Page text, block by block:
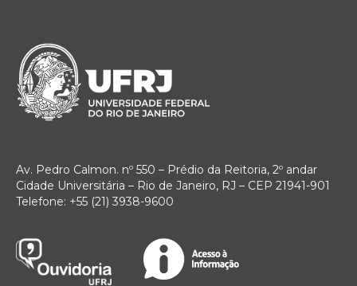
Av. Pedro Calmon. nº 550 – Prédio da Reitoria, 2º andar
Cidade Universitária – Rio de Janeiro, RJ – CEP 21941-901
Telefone: +55 (21) 3938-9600